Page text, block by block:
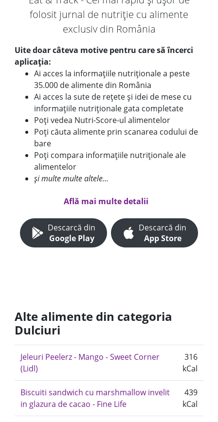
folosit jurnal de nutriție cu alimente
exclusiv din România
Uite doar câteva motive pentru care să încerci
aplicația:
Ai acces la informațiile nutriționale a peste
35.000 de alimente din România
Ai acces la sute de rețete și idei de mese cu
informațiile nutriționale gata completate
Poți vedea Nutri-Score-ul alimentelor
Poți căuta alimente prin scanarea codului de
bare
Poți compara informațiile nutriționale ale
alimentelor
și multe multe altele...
Află mai multe detalii
Descarcă din
Google Play
Descarcă din
App Store
Alte alimente din categoria
Dulciuri
Jeleuri Peelerz - Mango - Sweet Corner
(Lidl)
316
kCal
Biscuiti sandwich cu marshmallow invelit
in glazura de cacao - Fine Life
439
kCal